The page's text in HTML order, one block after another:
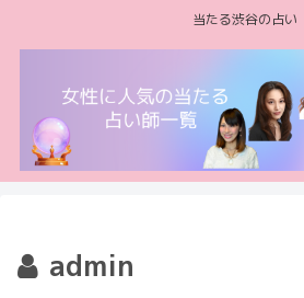
当たる渋谷の占い
admin